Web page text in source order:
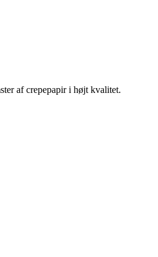
af crepepapir i højt kvalitet.